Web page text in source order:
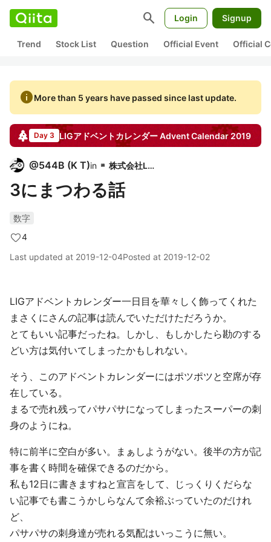
search Login Signup
Trend Stock List Question Official Event Official
infoMore than 5 years have passed since last update.
Day 3 LIGアドベントカレンダーAdvent Calendar 2019
@544B (K T)in 株式会社LIG
3にまつわる話
数字
4
Last updated at 2019-12-04Posted at 2019-12-02
LIGアドベントカレンダー一日目を華々しく飾ってくれた
まさくにさんの記事は読んでいただけただろうか。
とてもいい記事だったね。しかし、もしかしたら勘のする
どい方は気付いてしまったかもしれない。
そう、このアドベントカレンダーにはポツポツと空席が存
在している。
まるで売れ残ってパサパサになってしまったスーパーの刺
身のようにね。
特に前半に空白が多い。まぁしようがない。後半の方が記
事を書く時間を確保できるのだから。
私も12日に書きますねと宣言をして、じっくりくだらな
い記事でも書こうかしらなんて余裕ぶっていたのだけれ
ど、
パサパサの刺身達が売れる気配はいっこうに無い。